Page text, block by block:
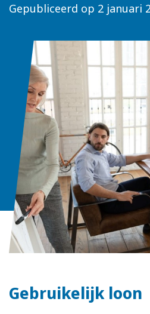
Gepubliceerd op 2 januari
Gebruikelijk loon